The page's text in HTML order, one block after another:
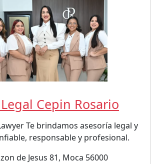
Cepin Rosario
Te brindamos asesoría legal y
responsable y profesional.
de Jesus 81, Moca 56000